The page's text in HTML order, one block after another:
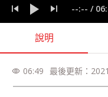
資料科學
課程內容(60) 問答
--:-- /
說明
visibility 06:49 最後更新：